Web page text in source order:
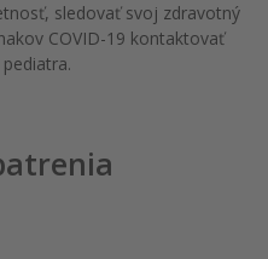
sledovať svoj zdravotný
COVID-19 kontaktovať